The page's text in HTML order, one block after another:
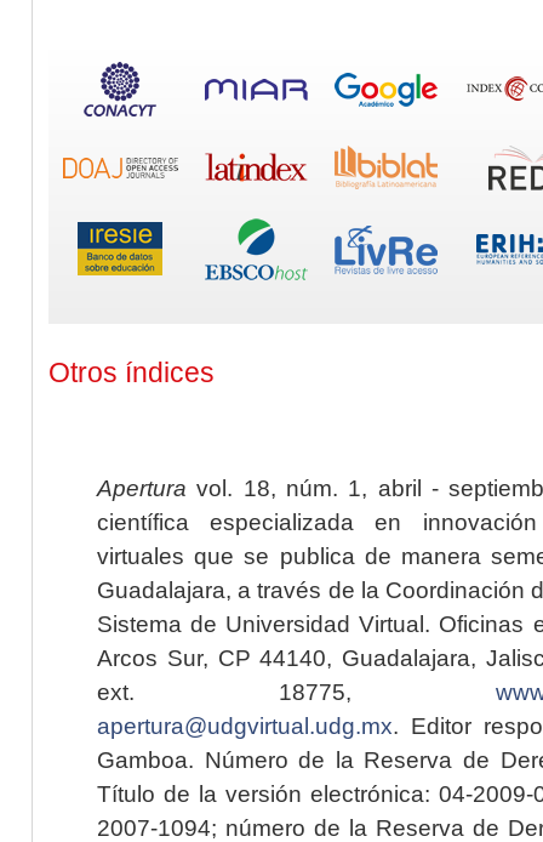
Otros índices
Apertura vol. 18, núm. 1, abril -
científica especializada en
virtuales que se publica de manera
Guadalajara, a través de la Coordinación
Sistema de Universidad Virtual. Oficinas
Arcos Sur, CP 44140, Guadalajara,
ext. 18775,
apertura@udgvirtual.udg.mx. Editor
Gamboa. Número de la Reserva de
Título de la versión electrónica: 04-2009-
2007-1094; número de la Reserva de